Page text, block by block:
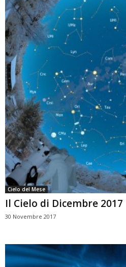
Cielo del Mese
Il Cielo di Dicembre 2017
30 Novembre 2017